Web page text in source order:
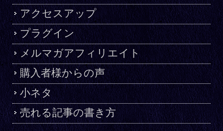
アクセスアップ
プラグイン
メルマガアフィリエイト
購入者様からの声
小ネタ
売れる記事の書き方